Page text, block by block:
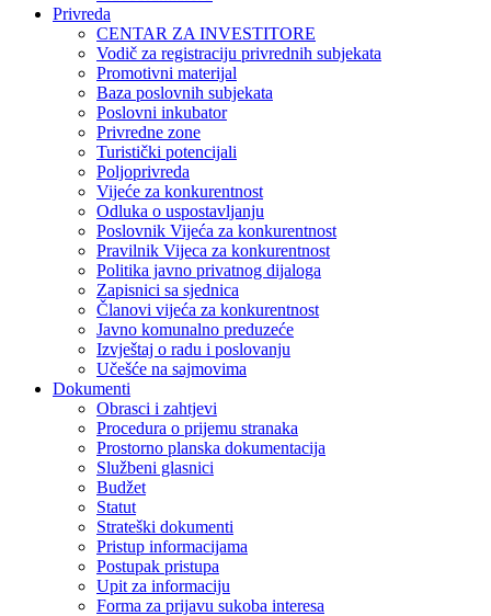
Privreda
CENTAR ZA INVESTITORE
Vodič za registraciju privrednih subjekata
Promotivni materijal
Baza poslovnih subjekata
Poslovni inkubator
Privredne zone
Turistički potencijali
Poljoprivreda
Vijeće za konkurentnost
Odluka o uspostavljanju
Poslovnik Vijeća za konkurentnost
Pravilnik Vijeca za konkurentnost
Politika javno privatnog dijaloga
Zapisnici sa sjednica
Članovi vijeća za konkurentnost
Javno komunalno preduzeće
Izvještaj o radu i poslovanju
Učešće na sajmovima
Dokumenti
Obrasci i zahtjevi
Procedura o prijemu stranaka
Prostorno planska dokumentacija
Službeni glasnici
Budžet
Statut
Strateški dokumenti
Pristup informacijama
Postupak pristupa
Upit za informaciju
Forma za prijavu sukoba interesa